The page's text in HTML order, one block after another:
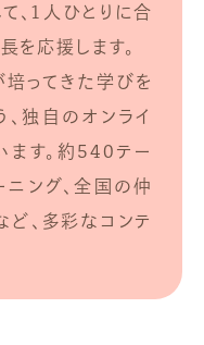
、1人ひとりに合
を応援します。
培ってきた学びを
独自のオンライ
ます。約540テー
ング、全国の仲
、多彩なコンテ